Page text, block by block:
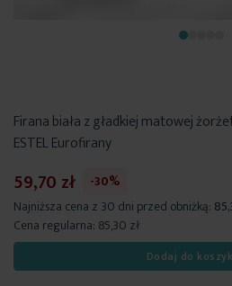
Firana biała z gładkiej matowej
ESTEL Eurofirany
59,70 zł
-30%
Najniższa cena z 30 dni przed obniżką:
Cena regularna: 85,30 zł
Dodaj do